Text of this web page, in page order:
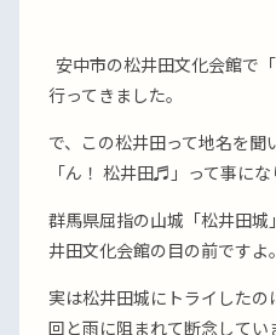
安中市の松井田文化会館で
行ってきました。
で、この松井田って地名を聞
「ん！ 松井田♬」って事にな
群馬県屈指の山城「松井田
井田文化会館の目の前ですよ。
実は松井田城にトライした
回と雨に阻まれて断念して